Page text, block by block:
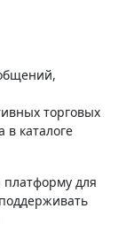
торговых
каталоге
для